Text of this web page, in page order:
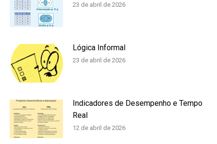
23 de abril de 2026
Lógica Informal
23 de abril de 2026
Indicadores de Desempenho e Tempo
Real
12 de abril de 2026